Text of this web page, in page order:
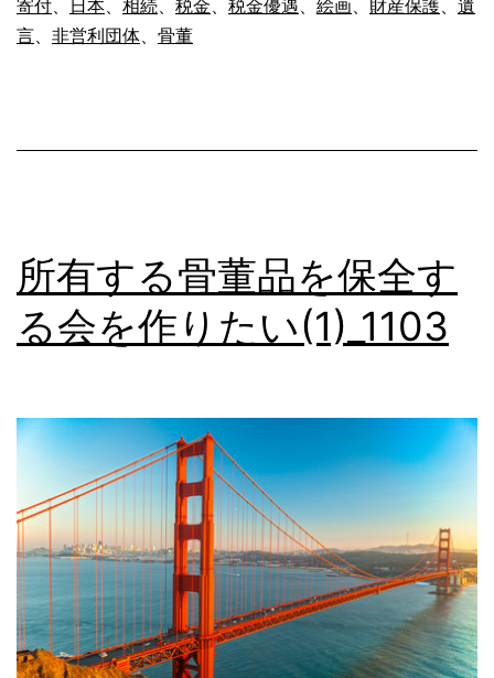
董
会
を
作
た
い
(2)_1104
寄付、 日本、 相続、 税金、 税金優遇、 絵画、 財産保護、 遺
言、 非営利団体、 骨董
所有する骨董品を保全す
る会を作りたい(1)_1103